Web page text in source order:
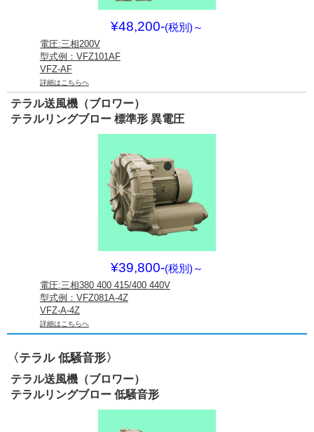
¥48,200-(税別) ～
電圧:三相200V
型式例：VFZ101AF
VFZ-AF
詳細はこちらへ
テラル送風機（ブロワー）
テラルリングブロー 標準形 異電圧
¥39,800-(税別) ～
電圧:三相380 400 415/400 440V
型式例：VFZ081A-4Z
VFZ-A-4Z
詳細はこちらへ
〈テラル 低騒音形〉
テラル送風機（ブロワー）
テラルリングブロー 低騒音形